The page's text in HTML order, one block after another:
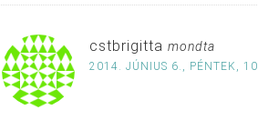
cstbrigitta mondta
2014. JÚNIUS 6., PÉNTEK,